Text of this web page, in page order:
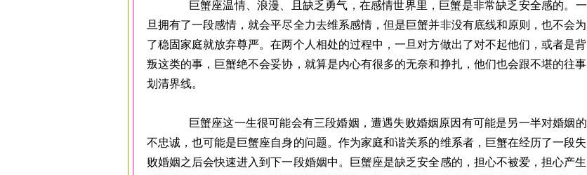
巨蟹座温情、浪漫、且缺乏勇气，在感情世界里，巨蟹是非常缺乏安全感的。一
旦拥有了一段感情，就会平尽全力去维系感情，但是巨蟹并非没有底线和原则，也不会为
了稳固家庭就放弃尊严。在两个人相处的过程中，一旦对方做出了对不起他们，或者是背
叛这类的事，巨蟹绝不会妥协，就算是内心有很多的无奈和挣扎，他们也会跟不堪的往事
划清界线。
巨蟹座这一生很可能会有三段婚姻，遭遇失败婚姻原因有可能是另一半对婚姻的
不忠诚，也可能是巨蟹座自身的问题。作为家庭和谐关系的维系者，巨蟹在经历了一段失
败婚姻之后会快速进入到下一段婚姻中。巨蟹座是缺乏安全感的，担心不被爱，担心产生